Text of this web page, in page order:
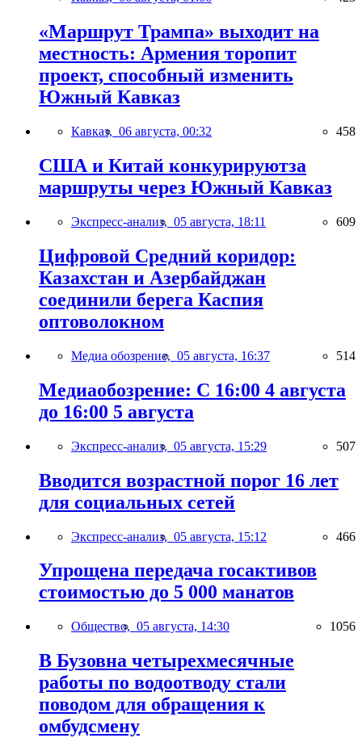
«Маршрут Трампа» выходит на
местность: Армения торопит
проект, способный изменить
Южный Кавказ
Кавказ, 06 августа, 00:32 458
США и Китай конкурируютза
маршруты через Южный Кавказ
Экспресс-анализ, 05 августа, 18:11 609
Цифровой Средний коридор:
Казахстан и Азербайджан
соединили берега Каспия
оптоволокном
Медиа обозрение, 05 августа, 16:37 514
Медиаобозрение: С 16:00 4 августа
до 16:00 5 августа
Экспресс-анализ, 05 августа, 15:29 507
Вводится возрастной порог 16 лет
для социальных сетей
Экспресс-анализ, 05 августа, 15:12 466
Упрощена передача госактивов
стоимостью до 5 000 манатов
Общество, 05 августа, 14:30 1056
В Бузовна четырехмесячные
работы по водоотводу стали
поводом для обращения к
омбудсмену